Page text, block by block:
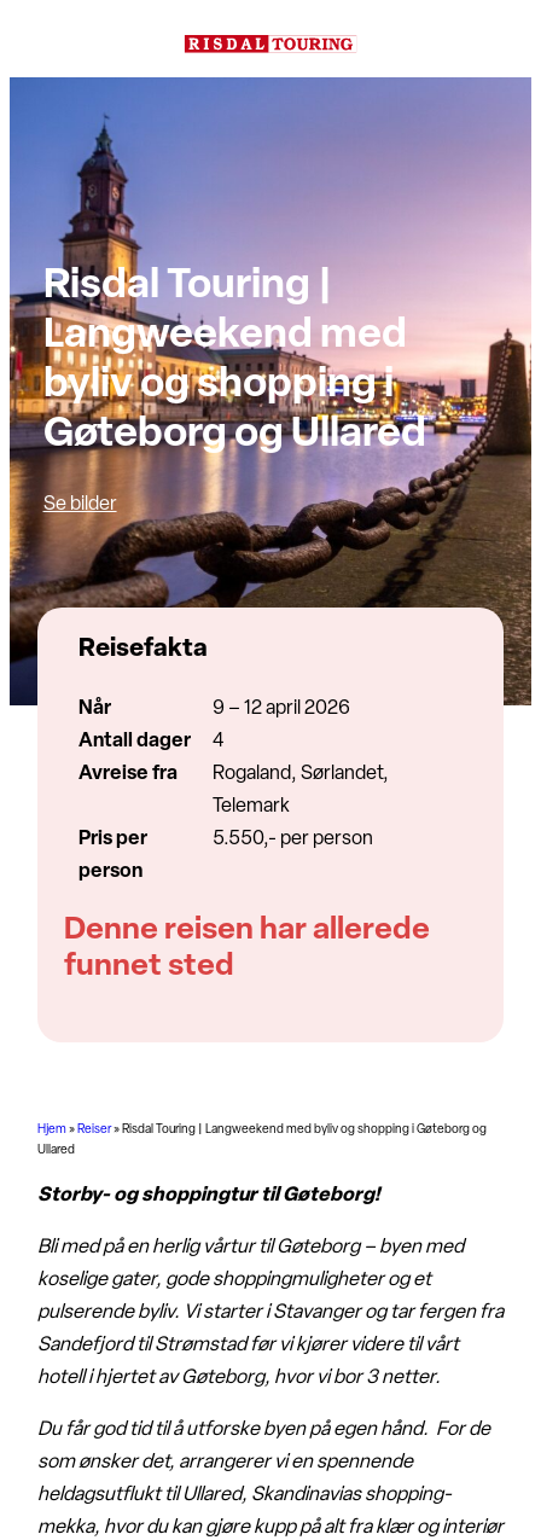
Risdal Touring |
Langweekend med
byliv og shopping i
Gøteborg og Ullared
Se bilder
Hjem» Reiser» Risdal Touring | Langweekend med byliv og shopping i Gøteborg og
Ullared
Storby- og shoppingtur til Gøteborg!
Bli med på en herlig vårtur til Gøteborg – byen med
koselige gater, gode shoppingmuligheter og et
pulserende byliv. Vi starter i Stavanger og tar fergen fra
Sandefjord til Strømstad før vi kjører videre til vårt
hotell i hjertet av Gøteborg, hvor vi bor 3 netter.
Du får god tid til å utforske byen på egen hånd. For de
som ønsker det, arrangerer vi en spennende
heldagsutflukt til Ullared, Skandinavias shopping-
mekka, hvor du kan gjøre kupp på alt fra klær og interiør
Reisefakta
Når
9 – 12 april 2026
Antall dager
4
Avreise fra
Rogaland, Sørlandet,
Telemark
Pris per
person
5.550,- per person
Denne reisen har allerede
funnet sted